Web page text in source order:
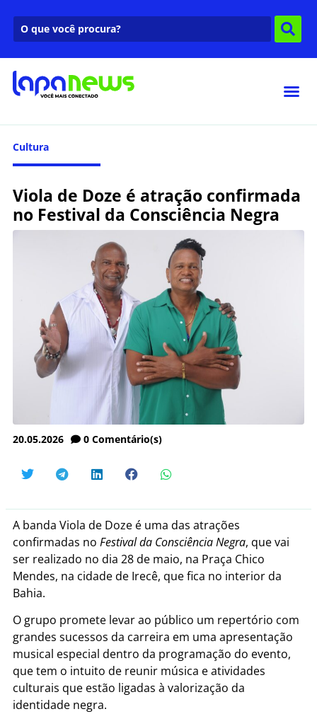
Cultura
Viola de Doze é atração confirmada
no Festival da Consciência Negra
20.05.2026 0 Comentário(s)
A banda Viola de Doze é uma das atrações
confirmadas no Festival da Consciência Negra, que vai
ser realizado no dia 28 de maio, na Praça Chico
Mendes, na cidade de Irecê, que fica no interior da
Bahia.
O grupo promete levar ao público um repertório com
grandes sucessos da carreira em uma apresentação
musical especial dentro da programação do evento,
que tem o intuito de reunir música e atividades
culturais que estão ligadas à valorização da
identidade negra.